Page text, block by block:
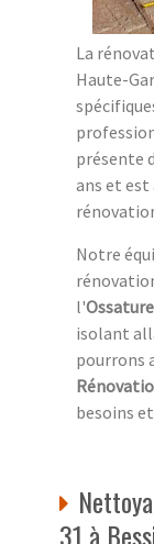
La
Haute-
présente
ans et est
Notre
l'Ossature
isolant
pourrons
besoins
31 à